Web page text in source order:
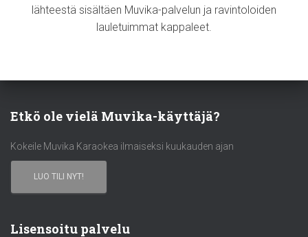
lähteestä sisältäen Muvika-palvelun ja ravintoloiden
lauletuimmat kappaleet.
Etkö ole vielä Muvika-käyttäjä?
Kokeile Muvika Karaokea ilmaiseksi kuukauden ajan
LUO TILI NYT!
Lisensoitu palvelu